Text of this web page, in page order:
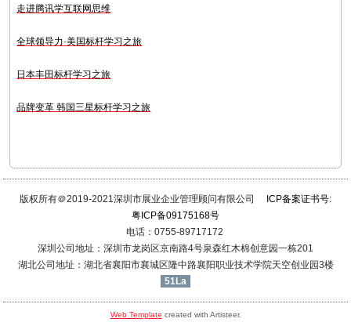
走进腾讯学互联网思维
全球领导力·美国标杆学习之旅
日本丰田标杆学习之旅
品牌变革 韩国三星标杆学习之旅
版权所有＠2019-2021深圳市展业企业管理顾问有限公司
ICP备案证书号:
粤ICP备09175168号
电话：0755-89717172
深圳公司地址：深圳市龙岗区京南路4号泉森红木棉创意园一栋201
湖北公司地址：湖北省襄阳市襄城区隆中路襄阳职业技术学院天空创业园3楼
51La
Web Template created with Artisteer.